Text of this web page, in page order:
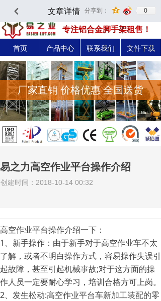
深圳市易之力机械设备有限公司-官方网站
专注铝合金脚手架租售！
首页 产品中心 联系我们 文件下载
厂家直销 价格优惠 全国送货
易之力高空作业平台操作介绍
创建时间： 2018-10-14 00:32
高空作业平台操作介绍一下：
1、新手操作：由于新手对于高空作业车不太
了解，或者不明白操作方式，容易操作失误引
起故障，甚至引起机械事故;对于这方面的操
作人员一定要耐心学习，培训合格方可上岗。
2、发生松动:高空作业平台车新加工装配的零
낒 文章详情 分享到： 0